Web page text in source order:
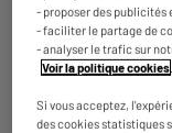
Coupez vos cheveux en
- proposer des publicités
- faciliter le partage de
- analyser le trafic sur
Voir la politique cookies.
Si vous acceptez,
des cookies statistiques